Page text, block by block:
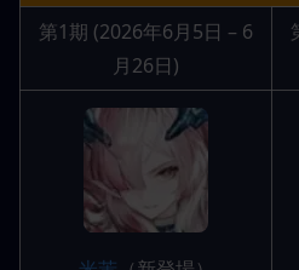
第1期 (2026年6月5日 – 6
月26日)